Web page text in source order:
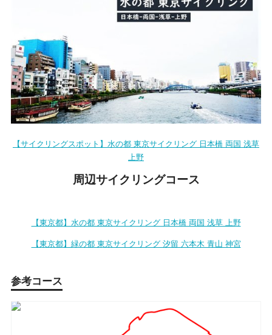
【サイクリングスポット】水の都 東京サイクリング 日本橋 両国 浅草
上野
周辺サイクリングコース
【東京都】水の都 東京サイクリング 日本橋 両国 浅草 上野
【東京都】緑の都 東京サイクリング 汐留 六本木 青山 神宮
参考コース